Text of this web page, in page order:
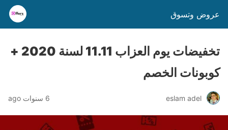
عروض وتسوق
تخفيضات يوم العزاب 11.11 لسنة 2020 +
كوبونات الخصم
eslam adel 6 سنوات ago